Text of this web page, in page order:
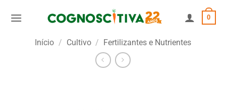
0
Início / Cultivo / Fertilizantes e Nutrientes